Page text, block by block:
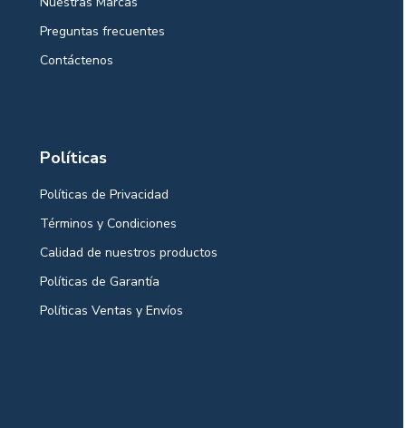
Preguntas frecuentes
Contáctenos
Políticas
Políticas de Privacidad
Términos y Condiciones
Calidad de nuestros productos
Políticas de Garantía
Políticas Ventas y Envíos